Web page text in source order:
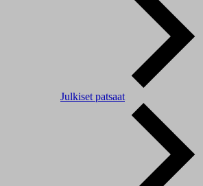
Julkiset patsaat